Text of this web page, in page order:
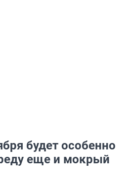
будет особенно
еще и мокрый